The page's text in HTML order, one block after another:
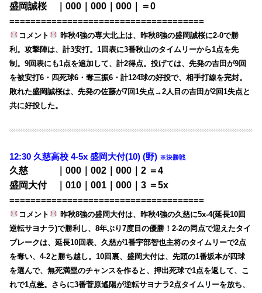
盛岡誠桜 ｜000｜000｜000｜＝0
=====================================
コメント
昨秋4強の専大北上は、昨秋8強の盛岡誠桜に2-0で勝
利。攻撃陣は、計3安打。1回表に3番秋山のタイムリーから1点を先
制。9回表にも1点を追加して、計2得点。投げては、先発の吉田が9回
を被安打6・四死球6・奪三振6・計124球の好投で、相手打線を完封。
敗れた盛岡誠桜は、先発の佐藤が7回1失点→2人目の吉田が2回1失点と
共に好投した。
12:30 久慈高校 4-5x 盛岡大付(10) (野) ※決勝戦
久慈 ｜000｜002｜000｜2 ＝4
盛岡大付 ｜010｜001｜000｜3 ＝5x
=====================================
コメント
昨秋8強の盛岡大付は、昨秋4強の久慈に5x-4(延長10回
逆転サヨナラ)で勝利し、8年ぶり7度目の優勝！2-2の同点で迎えたタイ
ブレークは、延長10回表、久慈が1番宇部智也主将のタイムリーで2点
を奪い、4-2と勝ち越し。10回裏、盛岡大付は、先頭の1番坂本が四球
を選んで、無死満塁のチャンスを作ると、押出死球で1点を返して、こ
れで1点差。さらに3番菅原遙陽が逆転サヨナラ2点タイムリーを放ち、